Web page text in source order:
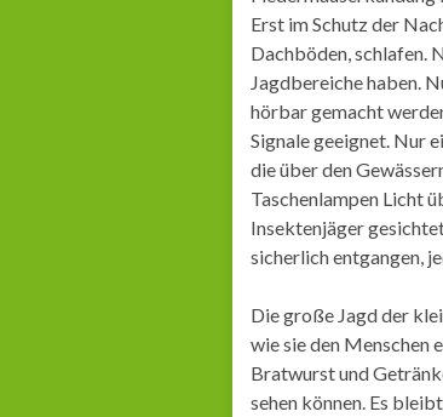
Erst im Schutz der
Dachböden, schlafen.
Jagdbereiche haben.
hörbar gemacht
Signale geeignet. Nur
die über den
Taschenlampen Licht
Insektenjäger
sicherlich entgangen,
Die große Jagd der
wie sie den Menschen
Bratwurst und
sehen können. Es